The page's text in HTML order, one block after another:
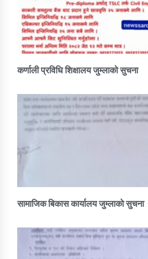
कर्णाली प्रविधि शिक्षालय जुम्लाको सुचना
सामाजिक बिकास कार्यालय जुम्लाकाे सुचना